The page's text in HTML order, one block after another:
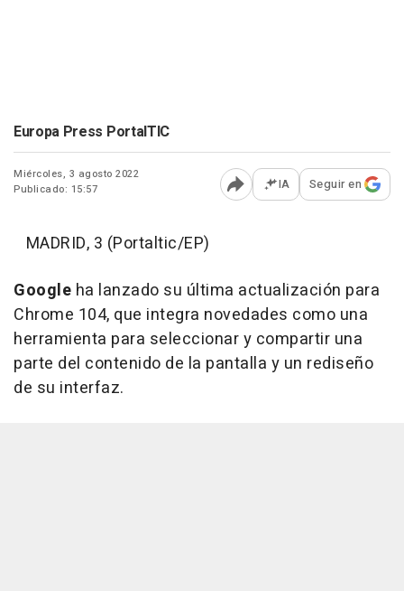
Europa Press PortalTIC
Miércoles, 3 agosto 2022
Publicado: 15:57
Abrir opciones para
IA Seguir en
MADRID, 3 (Portaltic/EP)
Google ha lanzado su última actualización para
Chrome 104, que integra novedades como una
herramienta para seleccionar y compartir una
parte del contenido de la pantalla y un rediseño
de su interfaz.